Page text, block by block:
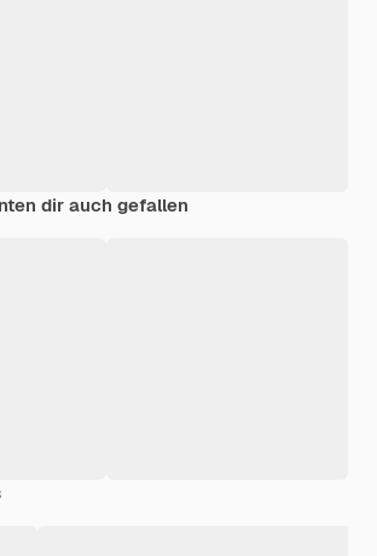
dir auch gefallen